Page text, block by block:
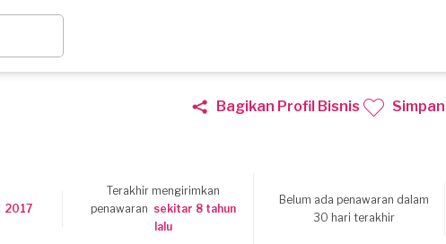
Bagikan Profil Bisnis Simpan
2017
Terakhir mengirimkan
penawaran sekitar 8 tahun
lalu
Belum ada penawaran dalam
30 hari terakhir